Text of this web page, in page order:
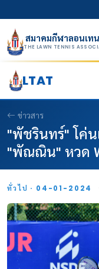
สมาคมกีฬาลอนเท
THE LAWN TENNIS
LTAT
ข่าวสาร
"พัชรินทร์" โค่
"พัณณิน" หวด
ทั่วไป · 04-01-2024